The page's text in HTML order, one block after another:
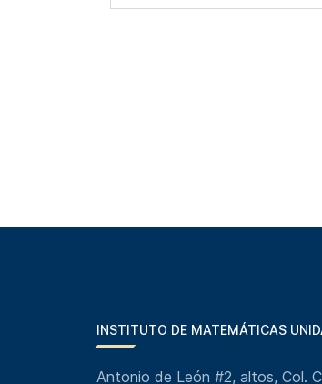
INSTITUTO DE MATEMÁTICAS
Antonio de León #2, altos, Col.